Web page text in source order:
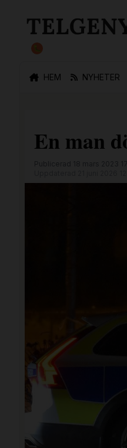
HEM NYHETER
En man